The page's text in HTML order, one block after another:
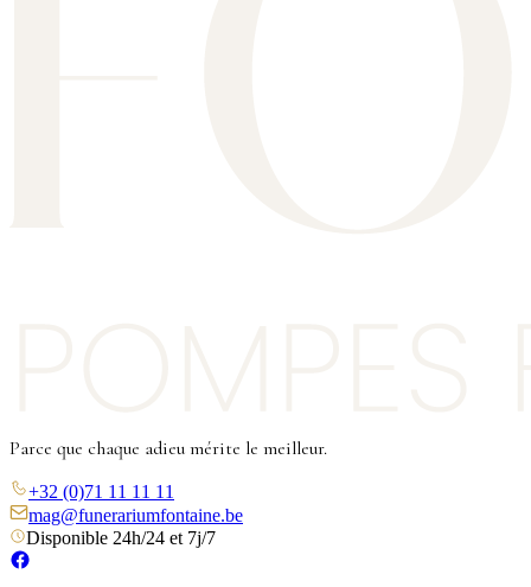
Parce que chaque adieu mérite le meilleur.
+32 (0)71 11 11 11
mag@funerariumfontaine.be
Disponible 24h/24 et 7j/7